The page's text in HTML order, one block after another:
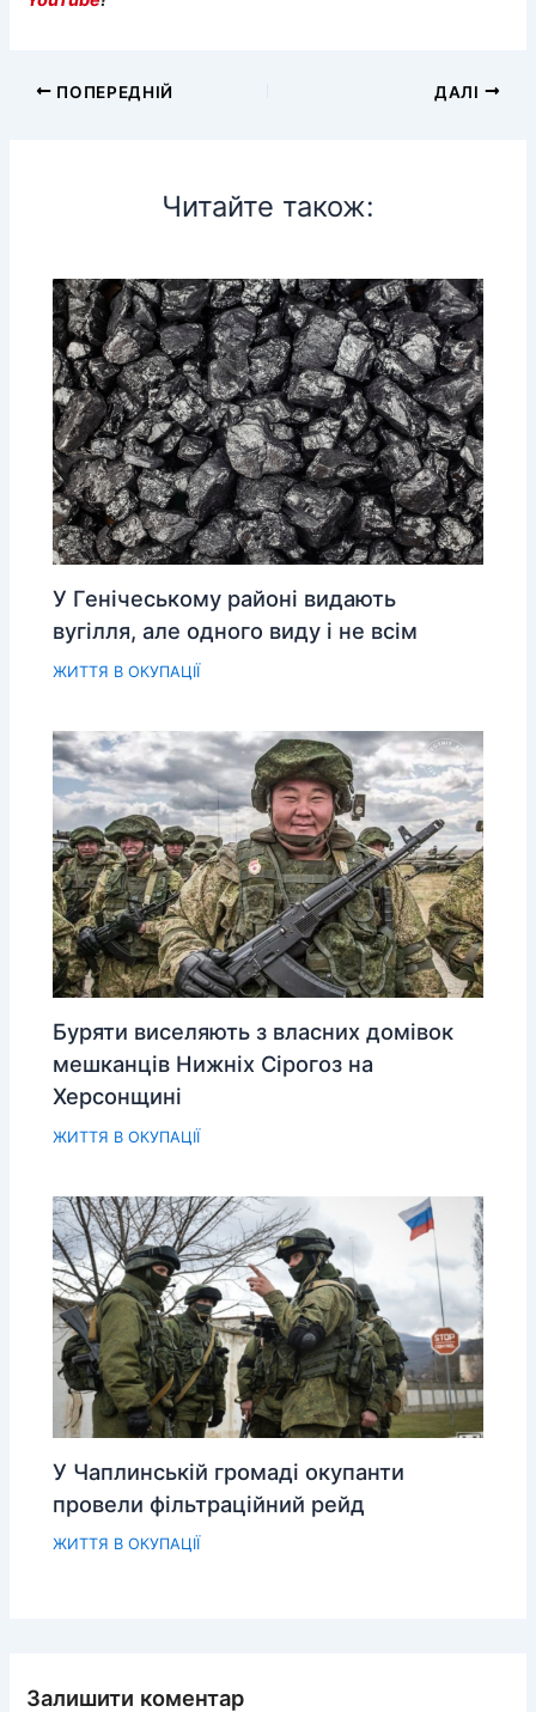
ПОПЕРЕДНІЙ ДАЛІ
Читайте також:
У Генічеському районі видають
вугілля, але одного виду і не всім
ЖИТТЯ В ОКУПАЦІЇ
Буряти виселяють з власних домівок
мешканців Нижніх Сірогоз на
Херсонщині
ЖИТТЯ В ОКУПАЦІЇ
У Чаплинській громаді окупанти
провели фільтраційний рейд
ЖИТТЯ В ОКУПАЦІЇ
Залишити коментар